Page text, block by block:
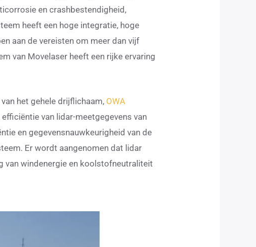
en crashbestendigheid,
heeft een hoge integratie, hoge
aan de vereisten om meer dan vijf
van Movelaser heeft een rijke ervaring
het gehele drijflichaam, OWA
van lidar-meetgegevens van
en gegevensnauwkeurigheid van de
Er wordt aangenomen dat lidar
van windenergie en koolstofneutraliteit